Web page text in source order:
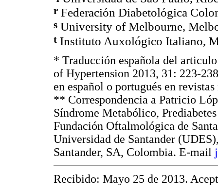
r Federación Diabetológica
s University of Melbourne,
t Instituto Auxológico Italiano,
* Traducción española del
of Hypertension 2013, 31: 223-
en español o portugués en
** Correspondencia a Patricio
Síndrome Metabólico,
Fundación Oftalmológica de
Universidad de Santander
Santander, SA, Colombia. E-mail
Recibido: Mayo 25 de 2013.